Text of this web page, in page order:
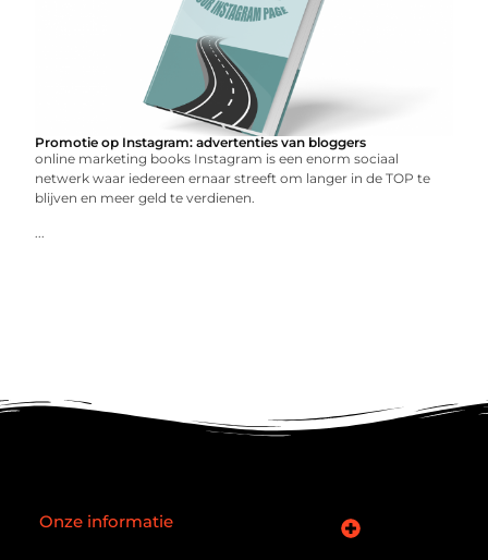
Promotie op Instagram: advertenties van bloggers
online marketing books Instagram is een enorm sociaal
netwerk waar iedereen ernaar streeft om langer in de TOP te
blijven en meer geld te verdienen.
...
Onze informatie